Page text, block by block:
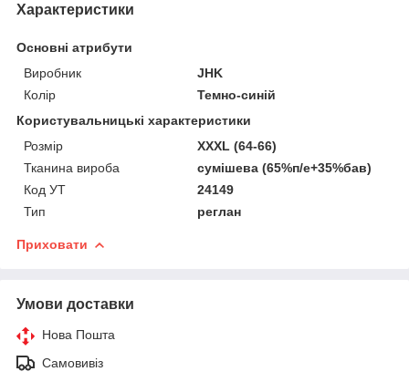
Характеристики
Основні атрибути
Виробник
JHK
Колір
Темно-синій
Користувальницькі характеристики
Розмір
XXXL (64-66)
Тканина вироба
сумішева (65%п/е+35%бав)
Код УТ
24149
Тип
реглан
Приховати
Умови доставки
Нова Пошта
Самовивіз